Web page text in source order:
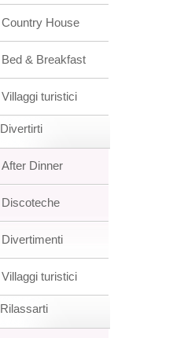
Country House
Bed & Breakfast
Villaggi turistici
Divertirti
After Dinner
Discoteche
Divertimenti
Villaggi turistici
Rilassarti